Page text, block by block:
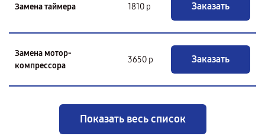
Замена таймера 1810 р Заказать
Замена мотор-
компрессора
3650 р Заказать
Показать весь список